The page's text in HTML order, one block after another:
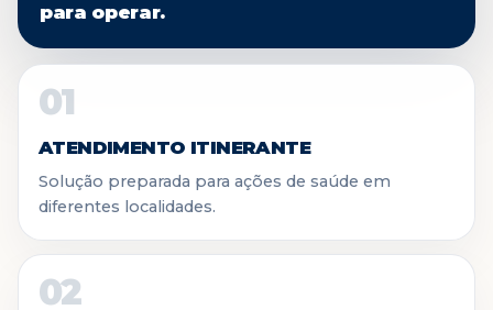
para operar.
01
ATENDIMENTO ITINERANTE
Solução preparada para ações de saúde em
diferentes localidades.
02